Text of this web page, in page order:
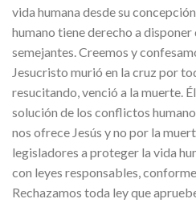
vida humana desde su
humano tiene derecho a disponer
semejantes. Creemos y
Jesucristo murió en la cruz por
resucitando, venció a la muerte.
solución de los conflictos
nos ofrece Jesús y no por la
legisladores a proteger la vida
con leyes responsables,
Rechazamos toda ley que